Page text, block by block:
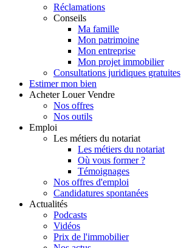
Réclamations
Conseils
Ma famille
Mon patrimoine
Mon entreprise
Mon projet immobilier
Consultations juridiques gratuites
Estimer mon bien
Acheter Louer Vendre
Nos offres
Nos outils
Emploi
Les métiers du notariat
Les métiers du notariat
Où vous former ?
Témoignages
Nos offres d'emploi
Candidatures spontanées
Actualités
Podcasts
Vidéos
Prix de l'immobilier